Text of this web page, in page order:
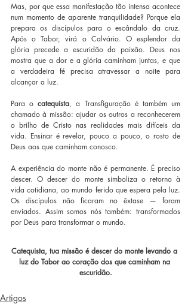
Mas, por que essa manifestação tão intensa acontece
num momento de aparente tranquilidade? Porque ela
prepara os discípulos para o escândalo da cruz.
Após o Tabor, virá o Calvário. O esplendor da
glória precede a escuridão da paixão. Deus nos
mostra que a dor e a glória caminham juntas, e que
a verdadeira fé precisa atravessar a noite para
alcançar a luz.
Para o catequista, a Transfiguração é também um
chamado à missão: ajudar os outros a reconhecerem
o brilho de Cristo nas realidades mais difíceis da
vida. Ensinar é revelar, pouco a pouco, o rosto de
Deus aos que caminham conosco.
A experiência do monte não é permanente. É preciso
descer. O descer do monte simboliza o retorno à
vida cotidiana, ao mundo ferido que espera pela luz.
Os discípulos não ficaram no êxtase — foram
enviados. Assim somos nós também: transformados
por Deus para transformar o mundo.
Catequista, tua missão é descer do monte levando a
luz do Tabor ao coração dos que caminham na
escuridão.
Artigos